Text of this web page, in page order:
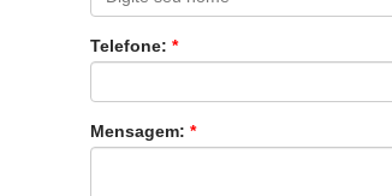
Telefone: *
Mensagem: *